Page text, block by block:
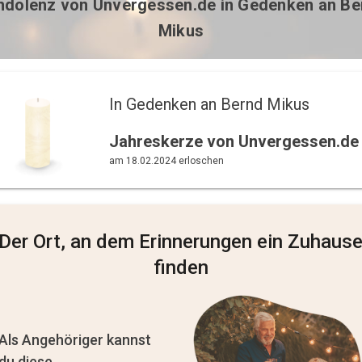
von Unvergessen.de in Gedenken an
Mikus
In Gedenken an Bernd Mikus
Jahreskerze von Unvergessen.de
am 18.02.2024 erloschen
Ort, an dem Erinnerungen ein Zuhause
finden
Angehöriger kannst